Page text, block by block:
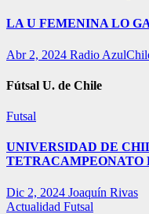
LA U FEMENINA LO
Abr 2, 2024 Radio
Fútsal U. de Chile
Futsal
UNIVERSIDAD DE
TETRACAMPEONATO
Dic 2, 2024 Joaquín Rivas
Actualidad Futsal